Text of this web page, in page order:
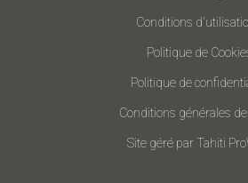
Conditions
Politique de
Politique de
Conditions générales
Site géré par Tahiti